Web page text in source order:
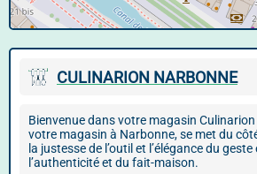
CULINARION NARBONNE
Bienvenue dans votre magasin
votre magasin à Narbonne, se met du
la justesse de l’outil et l’élégance du
l’authenticité et du fait-maison.